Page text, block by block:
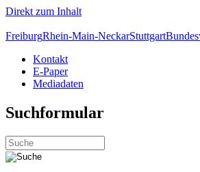
Direkt zum Inhalt
FreiburgRhein-Main-NeckarStuttgart
Kontakt
E-Paper
Mediadaten
Suchformular